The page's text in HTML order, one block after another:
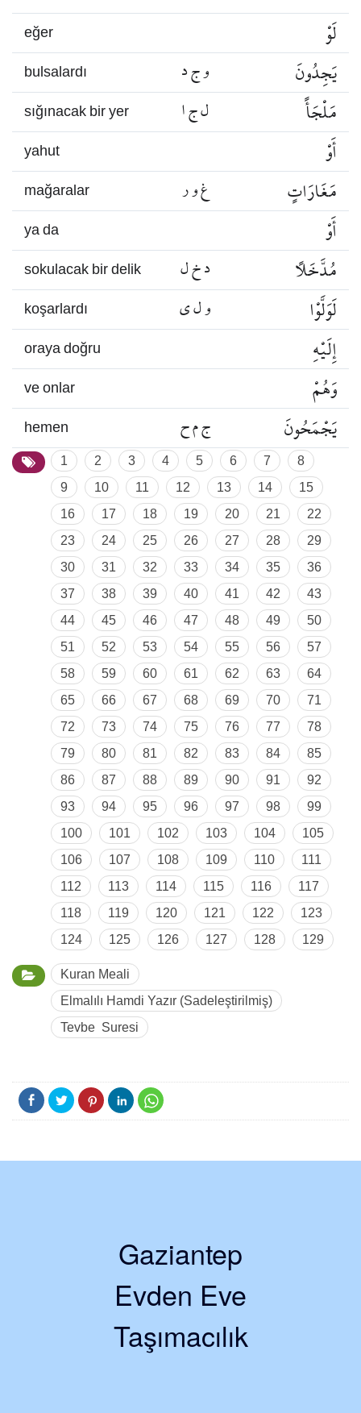
eğer لَوْ
bulsalardı و ج د يَجِدُونَ
sığınacak bir yer ل ج ا مَلْجَأً
yahut أَوْ
mağaralar غ و ر مَغَارَاتٍ
ya da أَوْ
sokulacak bir delik د خ ل مُدَّخَلًا
koşarlardı و ل ي لَوَلَّوْا
oraya doğru إِلَيْهِ
ve onlar وَهُمْ
hemen ج م ح يَجْمَحُونَ
1 2 3 4 5 6 7
8
9
10 11 12 13 14
15
16
17 18 19 20 21
22
23
24 25 26 27 28
29
30
31 32 33 34 35
36
37
38 39 40 41 42
43
44
45 46 47 48 49
50
51
52 53 54 55 56
57
58
59 60 61 62 63
64
65
66 67 68 69 70
71
72
73 74 75 76 77
78
79
80 81 82 83 84
85
86
87 88 89 90 91
92
93
94 95 96 97 98
99
100
101 102 103 104
105
106
107 108 109 110
111
112
113 114 115 116
117
118
119 120 121 122
123
124
125 126 127 128 129
Kuran Meali
Elmalılı Hamdi Yazır (Sadeleştirilmiş)
Tevbe Suresi
Gaziantep
Evden Eve
Taşımacılık